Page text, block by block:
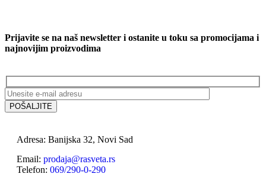
Prijavite se na naš newsletter i ostanite u toku sa promocijama i
najnovijim proizvodima
Adresa: Banijska 32, Novi Sad
Email: prodaja@rasveta.rs
Telefon: 069/290-0-290